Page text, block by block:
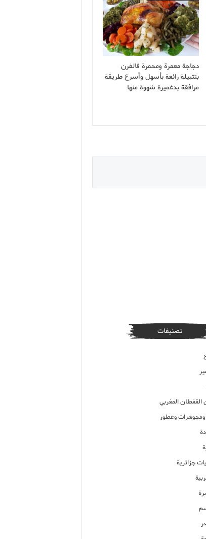
دجاجة معمرة ومحمرة فالفرن
بتتبيلة رائعة بأسهل وأسرع طريقة
مرافقة بدغميرة شهوة منها
تصنيفات
القفطان المغربي
وعطور
جزائرية